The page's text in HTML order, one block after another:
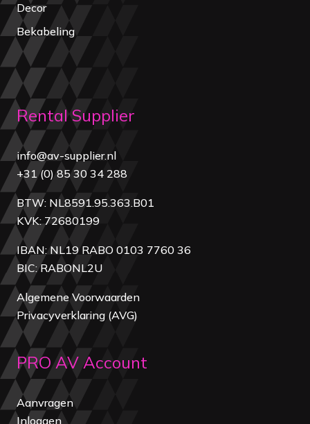
Decor
Bekabeling
Rental Supplier
info@av-supplier.nl
+31 (0) 85 30 34 288
BTW: NL8591.95.363.B01
KVK: 72680199
IBAN: NL19 RABO 0103 7760 36
BIC: RABONL2U
Algemene Voorwaarden
Privacyverklaring (AVG)
PRO AV Account
Aanvragen
Inloggen